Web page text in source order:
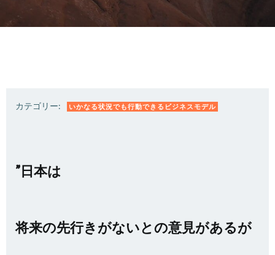
カテゴリー: いかなる状況でも行動できるビジネスモデル
”日本は
将来の先行きがないとの意見があるが